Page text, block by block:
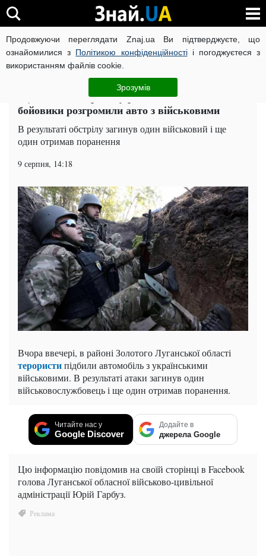
Продовжуючи переглядати Znaj.ua Ви підтверджуєте, що
ознайомилися з Політикою конфіденційностіі погоджуєтеся з
використанням файлів cookie.
Зрозумів
ВІЙНА РОСІЇ ПРОТИ УКРАЇНИ КОРОНАВІРУС В УКРАЇНІ
Суспільство ЧИТАТЬ НА РУССКОМ
Ще більше смертей: у районі Золотого
бойовики розгромили авто з військовими
В результаті обстрілу загинув один військовий і ще
один отримав поранення
9 серпня, 14:18
Вчора ввечері, в районі Золотого Луганської області
терористипідбили автомобіль з українськими
військовими. В результаті атаки загинув один
військовослужбовець і ще один отримав поранення.
Читайте нас у
Google Discover
Додайте в
джерела Google
Цю інформацію повідомив на своїй сторінці в Facebook
голова Луганської обласної військово-цивільної
адміністрації Юрій Гарбуз.